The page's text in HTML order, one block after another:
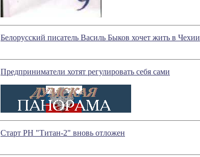
Белорусский писатель Василь Быков хочет жить в Чехии
Предприниматели хотят регулировать себя сами
Старт РН "Титан-2" вновь отложен